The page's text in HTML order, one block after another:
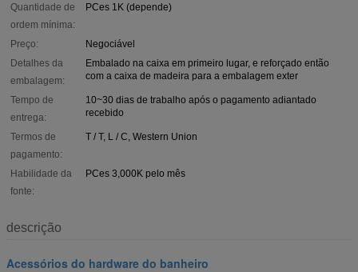
Quantidade de
ordem mínima:
PCes 1K (depende)
Preço:
Negociável
Detalhes da
embalagem:
Embalado na caixa em primeiro lugar, e reforçado então
com a caixa de madeira para a embalagem exter
Tempo de
entrega:
10~30 dias de trabalho após o pagamento adiantado
recebido
Termos de
pagamento:
T / T, L / C, Western Union
Habilidade da
fonte:
PCes 3,000K pelo mês
descrição
Acessórios do hardware do banheiro